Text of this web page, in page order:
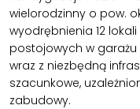
wielorodzinny o pow.
wyodrębnienia 12
postojowych w garażu
wraz z niezbędną
szacunkowe,
zabudowy.